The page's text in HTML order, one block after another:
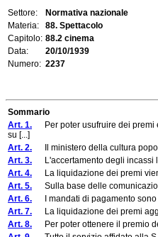
Settore:
Normativa nazionale
Materia:
88. Spettacolo
Capitolo: 88.2 cinema
Data:
20/10/1939
Numero: 2237
Sommario
Art. 1. Per poter usufruire dei premi
su [...]
Art. 2. Il ministero della cultura
Art. 3. L'accertamento degli incassi
Art. 4. La liquidazione dei premi
Art. 5. Sulla base delle
Art. 6. I mandati di pagamento sono
Art. 7. La liquidazione dei premi
Art. 8. Per poter ottenere il premio